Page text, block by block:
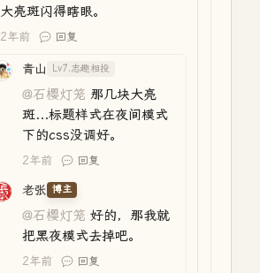
大亮斑闪得瞎眼。
2年前 回复
青山 Lv7.志趣相投
@石樱灯笼 那几块大亮
斑...标题样式在夜间模式
下的css没调好。
2年前 回复
老张 博主
@石樱灯笼 好的，那我就
把黑夜模式去掉吧。
2年前 回复